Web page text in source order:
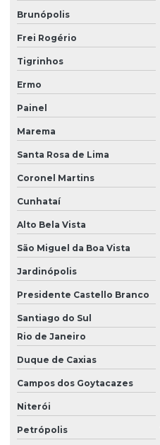
Brunópolis
Frei Rogério
Tigrinhos
Ermo
Painel
Marema
Santa Rosa de Lima
Coronel Martins
Cunhataí
Alto Bela Vista
São Miguel da Boa Vista
Jardinópolis
Presidente Castello Branco
Santiago do Sul
Rio de Janeiro
Duque de Caxias
Campos dos Goytacazes
Niterói
Petrópolis